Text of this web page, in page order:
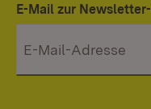
E-Mail zur